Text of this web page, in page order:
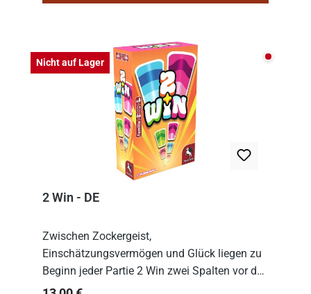
Nicht auf Lager Nicht
2 Win - DE
Zwischen Zockergeist,
Einschätzungsvermögen und Glück liegen zu
Beginn jeder Partie 2 Win zwei Spalten vor den
Spielenden aus, die es in die Höhe zu treiben